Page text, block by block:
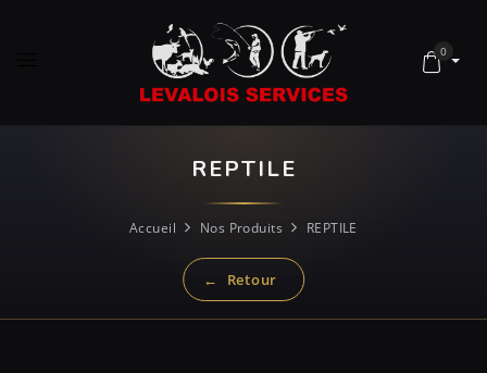
0
REPTILE
Accueil Nos Produits REPTILE